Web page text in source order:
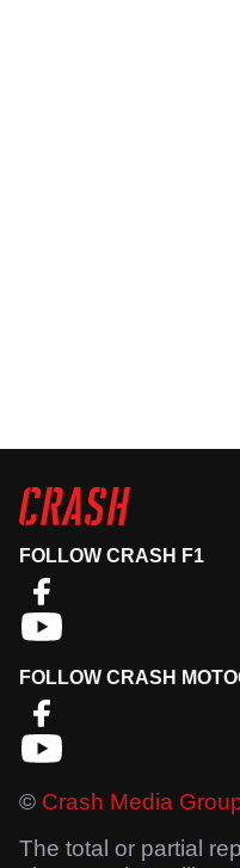
FOLLOW CRASH F1
FOLLOW CRASH
© Crash Media
The total or partial